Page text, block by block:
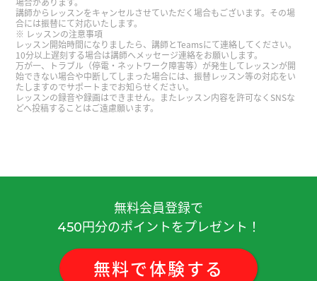
講師からレッスンをキャンセルさせていただく場合もございます。その場
合には振替にて対応いたします。
レッスンの注意事項
レッスン開始時間になりましたら、講師とTeamsにて連絡してください。
10分以上遅刻する場合は講師へメッセージ連絡をお願いします。
万が一、トラブル（停電・ネットワーク障害等）が発生してレッスンが開
始できない場合や中断してしまった場合には、振替レッスン等の対応をい
たしますのでサポートまでお知らせください。
レッスンの録音や録画はできません。またレッスン内容を許可なくSNSな
どへ投稿することはご遠慮願います。
無料会員登録で
450円分のポイントをプレゼント！
無料で体験する